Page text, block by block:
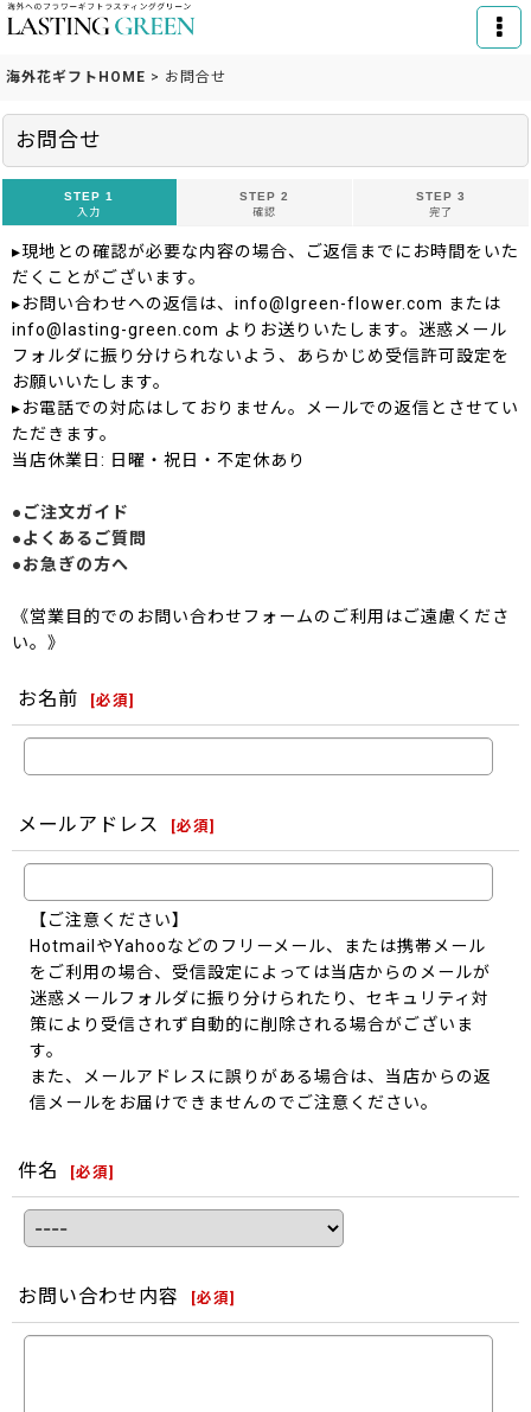
海外花ギフトHOME > お問合せ
お問合せ
STEP 1
入力
STEP 2
確認
STEP 3
完了
▸現地との確認が必要な内容の場合、ご返信までにお時間をいた
だくことがございます。
▸お問い合わせへの返信は、info@lgreen-flower.com または
info@lasting-green.com よりお送りいたします。迷惑メール
フォルダに振り分けられないよう、あらかじめ受信許可設定を
お願いいたします。
▸お電話での対応はしておりません。メールでの返信とさせてい
ただきます。
当店休業日: 日曜・祝日・不定休あり
●ご注文ガイド
●よくあるご質問
●お急ぎの方へ
《営業目的でのお問い合わせフォームのご利用はご遠慮くださ
い。》
お名前 [必須]
メールアドレス [必須]
【ご注意ください】
HotmailやYahooなどのフリーメール、または携帯メール
をご利用の場合、受信設定によっては当店からのメールが
迷惑メールフォルダに振り分けられたり、セキュリティ対
策により受信されず自動的に削除される場合がございま
す。
また、メールアドレスに誤りがある場合は、当店からの返
信メールをお届けできませんのでご注意ください。
件名 [必須]
お問い合わせ内容 [必須]